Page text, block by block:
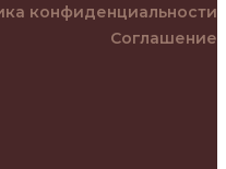
конфиденциальности
Соглашение